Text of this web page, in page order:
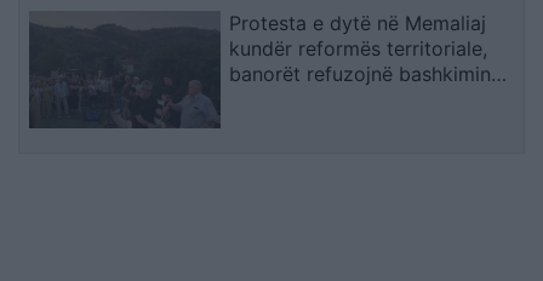
Protesta e dytë në Memaliaj
kundër reformës territoriale,
banorët refuzojnë bashkimin